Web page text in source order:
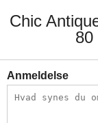
Chic
80
Anmeldelse